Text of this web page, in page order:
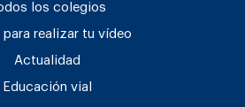
los colegios
para realizar tu vídeo
Actualidad
Educación vial